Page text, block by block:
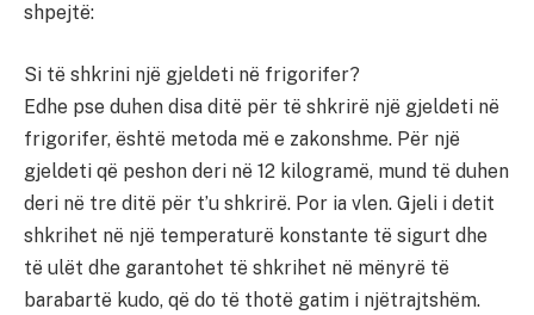
shpejtë:
Si të shkrini një gjeldeti në frigorifer?
Edhe pse duhen disa ditë për të shkrirë një gjeldeti në
frigorifer, është metoda më e zakonshme. Për një
gjeldeti që peshon deri në 12 kilogramë, mund të duhen
deri në tre ditë për t’u shkrirë. Por ia vlen. Gjeli i detit
shkrihet në një temperaturë konstante të sigurt dhe
të ulët dhe garantohet të shkrihet në mënyrë të
barabartë kudo, që do të thotë gatim i njëtrajtshëm.